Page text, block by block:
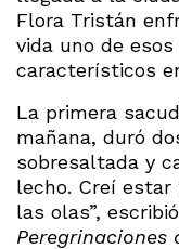
Flora Tristán
vida uno de
característicos
La primera
mañana, duró
sobresaltada y
lecho. Creí estar
las olas”,
Peregrinaciones